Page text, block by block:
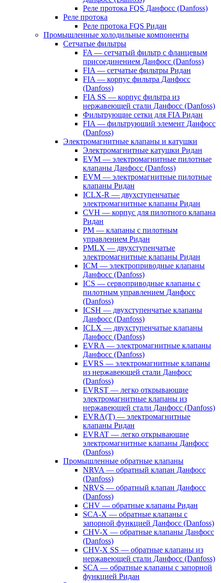
Реле протока FQS Данфосс (Danfoss)
Реле протока
Реле протока FQS Ридан
Промышленные холодильные компоненты
Сетчатые фильтры
FA — сетчатый фильтр с фланцевым
присоединением Данфосс (Danfoss)
FIA — сетчатые фильтры Ридан
FIA — корпус фильтра Данфосс
(Danfoss)
FIA SS — корпус фильтра из
нержавеющей стали Данфосс (Danfoss)
Фильтрующие сетки для FIA Ридан
FIA — фильтрующий элемент Данфосс
(Danfoss)
Электромагнитные клапаны и катушки
Электромагнитные катушки Ридан
EVM — электромагнитные пилотные
клапаны Данфосс (Danfoss)
EVM — электромагнитные пилотные
клапаны Ридан
ICLX-R — двухступенчатые
электромагнитные клапаны Ридан
CVH — корпус для пилотного клапана
Ридан
PM — клапаны с пилотным
управлением Ридан
PMLX — двухступенчатые
электромагнитные клапаны Ридан
ICM — электроприводные клапаны
Данфосс (Danfoss)
ICS — сервоприводные клапаны с
пилотным управлением Данфосс
(Danfoss)
ICSH — двухступенчатые клапаны
Данфосс (Danfoss)
ICLX — двухступенчатые клапаны
Данфосс (Danfoss)
EVRA — электромагнитные клапаны
Данфосс (Danfoss)
EVRS — электромагнитные клапаны
из нержавеющей стали Данфосс
(Danfoss)
EVRST — легко открывающие
электромагнитные клапаны из
нержавеющей стали Данфосс (Danfoss)
EVRA(T) — электромагнитные
клапаны Ридан
EVRAT — легко открывающие
электромагнитные клапаны Данфосс
(Danfoss)
Промышленные обратные клапаны
NRVA — обратный клапан Данфосс
(Danfoss)
NRVS — обратный клапан Данфосс
(Danfoss)
CHV — обратные клапаны Ридан
SCA-X — обратные клапаны с
запорной функцией Данфосс (Danfoss)
CHV-X — обратные клапаны Данфосс
(Danfoss)
CHV-X SS — обратные клапаны из
нержавеющей стали Данфосс (Danfoss)
SCA — обратные клапаны с запорной
функцией Ридан